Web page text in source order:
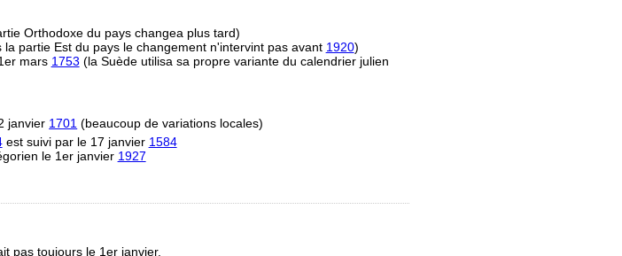
Orthodoxe du pays changea plus tard)
partie Est du pays le changement n'intervint pas avant 1920)
mars 1753 (la Suède utilisa sa propre variante du calendrier julien
janvier 1701 (beaucoup de variations locales)
est suivi par le 17 janvier 1584
le 1er janvier 1927
pas toujours le 1er janvier.